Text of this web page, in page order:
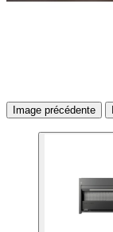
Image précédente